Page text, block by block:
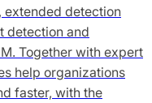
extended detection
detection and
Together with expert
help organizations
faster, with the